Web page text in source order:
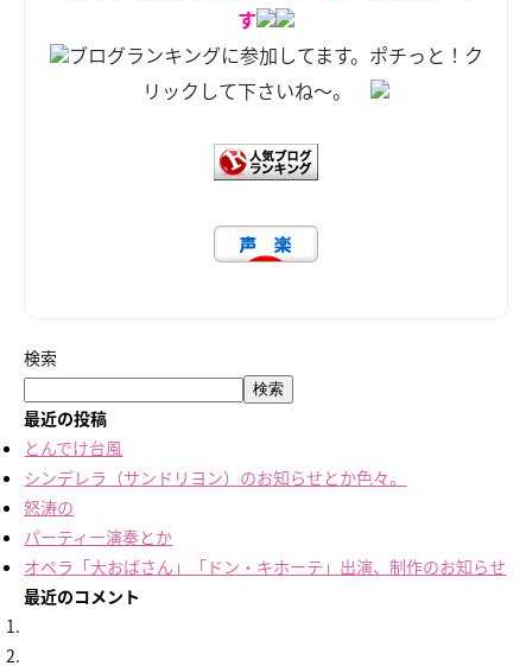
す
ブログランキングに参加してます。ポチっと！ク
リックして下さいね～。
検索
検索
最近の投稿
とんでけ台風
シンデレラ（サンドリヨン）のお知らせとか色々。
怒涛の
パーティー演奏とか
オペラ「大おばさん」「ドン・キホーテ」出演、制作のお知らせ
最近のコメント